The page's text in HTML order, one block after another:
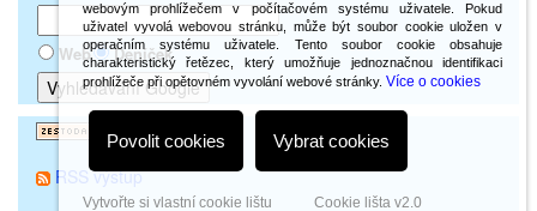
Web Deníček
RSS výstup
webovým prohlížečem v počítačovém systému uživatele. Pokud
uživatel vyvolá webovou stránku, může být soubor cookie uložen v
operačním systému uživatele. Tento soubor cookie obsahuje
charakteristický řetězec, který umožňuje jednoznačnou identifikaci
prohlížeče při opětovném vyvolání webové stránky.Více o cookies
Povolit cookies Vybrat cookies
Vytvořte si vlastní cookie lištu Cookie lišta v2.0